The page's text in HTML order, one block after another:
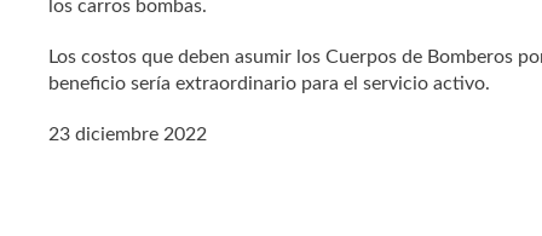
los carros bombas.
Los costos que deben asumir los Cuerpos de Bomberos
beneficio sería extraordinario para el servicio activo.
23 diciembre 2022